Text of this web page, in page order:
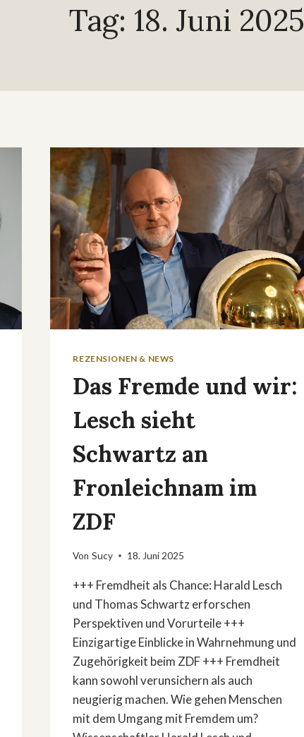
Tag: 18. Juni 2025
REZENSIONEN & NEWS
Das Fremde und wir:
Lesch sieht
Schwartz an
Fronleichnam im
ZDF
Von Sucy 18. Juni 2025
+++ Fremdheit als Chance: Harald Lesch
und Thomas Schwartz erforschen
Perspektiven und Vorurteile +++
Einzigartige Einblicke in Wahrnehmung und
Zugehörigkeit beim ZDF +++ Fremdheit
kann sowohl verunsichern als auch
neugierig machen. Wie gehen Menschen
mit dem Umgang mit Fremdem um?